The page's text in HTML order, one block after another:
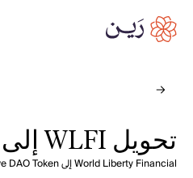
تحويل WLFI إلى CRV
World Liberty Financial إلى Curve DAO Token